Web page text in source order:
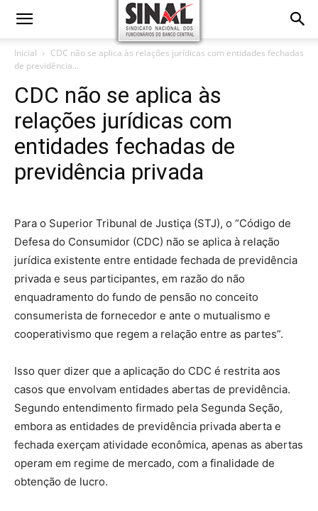
Inicial
CDC não se aplica às relações jurídicas com entidades fechadas
de previdência...
CDC não se aplica às
relações jurídicas com
entidades fechadas de
previdência privada
Para o Superior Tribunal de Justiça (STJ), o “Código de
Defesa do Consumidor (CDC) não se aplica à relação
jurídica existente entre entidade fechada de previdência
privada e seus participantes, em razão do não
enquadramento do fundo de pensão no conceito
consumerista de fornecedor e ante o mutualismo e
cooperativismo que regem a relação entre as partes”.
Isso quer dizer que a aplicação do CDC é restrita aos
casos que envolvam entidades abertas de previdência.
Segundo entendimento firmado pela Segunda Seção,
embora as entidades de previdência privada aberta e
fechada exerçam atividade econômica, apenas as abertas
operam em regime de mercado, com a finalidade de
obtenção de lucro.